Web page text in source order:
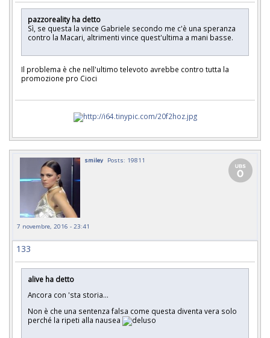
pazzoreality ha detto
Sì, se questa la vince Gabriele secondo me c'è una speranza
contro la Macari, altrimenti vince quest'ultima a mani basse.
Il problema è che nell'ultimo televoto avrebbe contro tutta la
promozione pro Cioci
smiley Posts: 19811
7 novembre, 2016 - 23:41
133
alive ha detto
Ancora con 'sta storia...
Non è che una sentenza falsa come questa diventa vera solo
perché la ripeti alla nausea